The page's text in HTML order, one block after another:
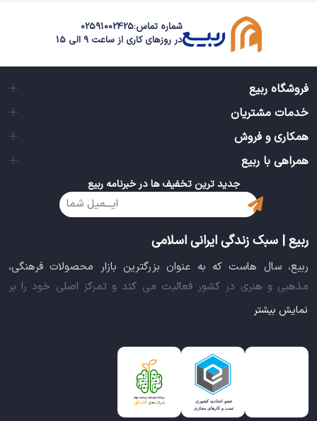
شماره تماس:02591002425
در روزهای کاری از ساعت 9 الی 15
فروشگاه ربیع
خدمات مشتریان
همکاری و فروش
همراهی با ربیع
جدید ترین تخفیف ها در خبرنامه ربیع
ربیع | سبک زندگی ایرانی اسلامی
ربیع، سال هاست که به عنوان بزرگترین بازار محصولات فرهنگی،
مذهبی و هنری در کشور فعالیت می کند و تمرکز اصلی خود را بر
سبک زندگی ایرانی اسلامی قرار داده است. این بازار مجموعه کاملی از
شما را برای خرید اینترنتی کالاهای فرهنگی، مذهبی و هنری برآورده
ایده خلاقانه عرضه محصولات فرهنگی در بستر اینترنت باعث شد تا
ربیع، علاوه بر داشتن نماد اعتماد الکترونیکی و مجوز سازمان صنفی
نمایش بیشتر